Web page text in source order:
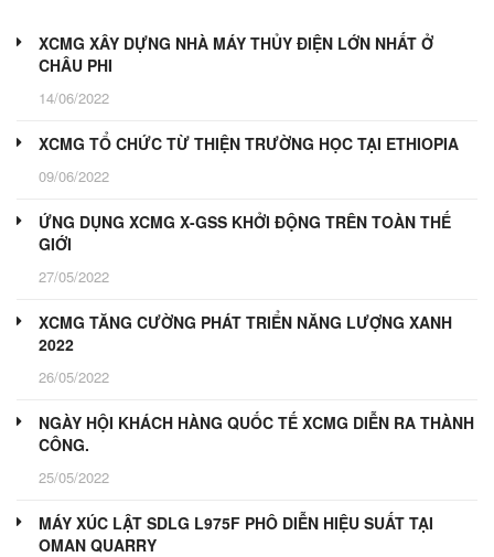
XCMG XÂY DỰNG NHÀ MÁY THỦY ĐIỆN LỚN NHẤT Ở
CHÂU PHI
14/06/2022
XCMG TỔ CHỨC TỪ THIỆN TRƯỜNG HỌC TẠI ETHIOPIA
09/06/2022
ỨNG DỤNG XCMG X-GSS KHỞI ĐỘNG TRÊN TOÀN THẾ
GIỚI
27/05/2022
XCMG TĂNG CƯỜNG PHÁT TRIỂN NĂNG LƯỢNG XANH
2022
26/05/2022
NGÀY HỘI KHÁCH HÀNG QUỐC TẾ XCMG DIỄN RA THÀNH
CÔNG.
25/05/2022
MÁY XÚC LẬT SDLG L975F PHÔ DIỄN HIỆU SUẤT TẠI
OMAN QUARRY